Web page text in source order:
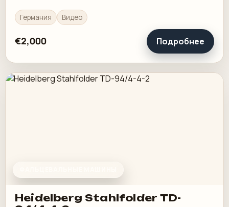
Германия Видео
€2,000 Подробнее
Heidelberg Stahlfolder TD-